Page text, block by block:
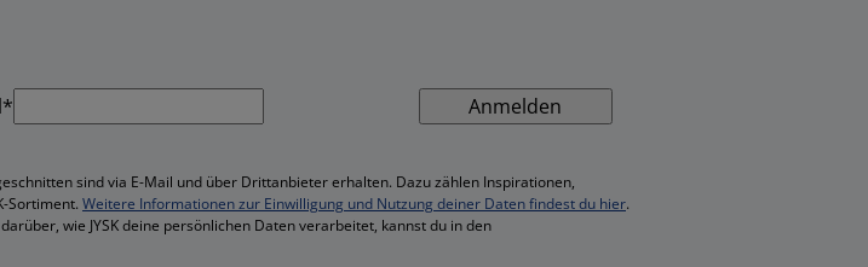
Anmelden
sind via E-Mail und über Drittanbieter erhalten. Dazu zählen Inspirationen,
Sortiment. Weitere Informationen zur Einwilligung und Nutzung deiner Daten findest du hier.
wie JYSK deine persönlichen Daten verarbeitet, kannst du in den